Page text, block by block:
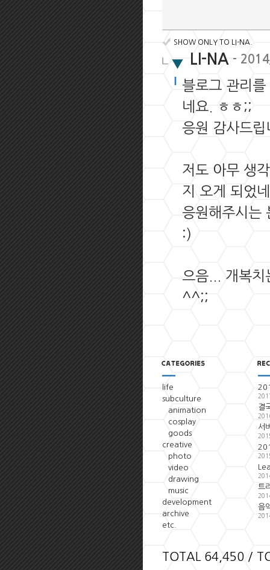
SHOW ONLY TO LI-NA.
LI-NA -
블로그 관리
네요. ㅎㅎ;;
응원 감사드립
저도 아무 생
지 오게 되었
응원해주시는
:)
으음... 개복
^^;;
life
subculture
animation
cosplay
goods
creative
photo
video
drawing
music
development
archive
etc.
결
서
트
음
TOTAL 64,450 /